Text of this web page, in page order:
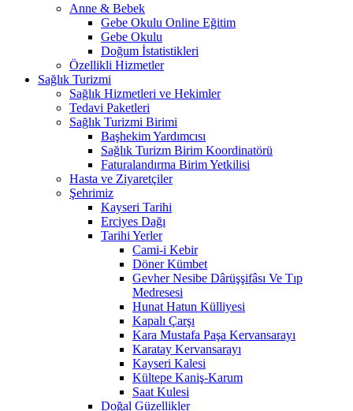
Anne & Bebek
Gebe Okulu Online Eğitim
Gebe Okulu
Doğum İstatistikleri
Özellikli Hizmetler
Sağlık Turizmi
Sağlık Hizmetleri ve Hekimler
Tedavi Paketleri
Sağlık Turizmi Birimi
Başhekim Yardımcısı
Sağlık Turizm Birim Koordinatörü
Faturalandırma Birim Yetkilisi
Hasta ve Ziyaretçiler
Şehrimiz
Kayseri Tarihi
Erciyes Dağı
Tarihi Yerler
Cami-i Kebir
Döner Kümbet
Gevher Nesibe Dârüşşifâsı Ve Tıp
Medresesi
Hunat Hatun Külliyesi
Kapalı Çarşı
Kara Mustafa Paşa Kervansarayı
Karatay Kervansarayı
Kayseri Kalesi
Kültepe Kaniş-Karum
Saat Kulesi
Doğal Güzellikler